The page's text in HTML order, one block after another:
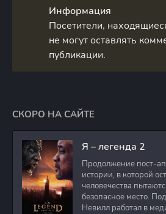
Информация
Посетители,
не могут оставлять
публикации.
СКОРО НА САЙТЕ
Я – легенда 2
Продолжение пост-
истории, в которой
человечества
безопасное место.
Невилл работал в